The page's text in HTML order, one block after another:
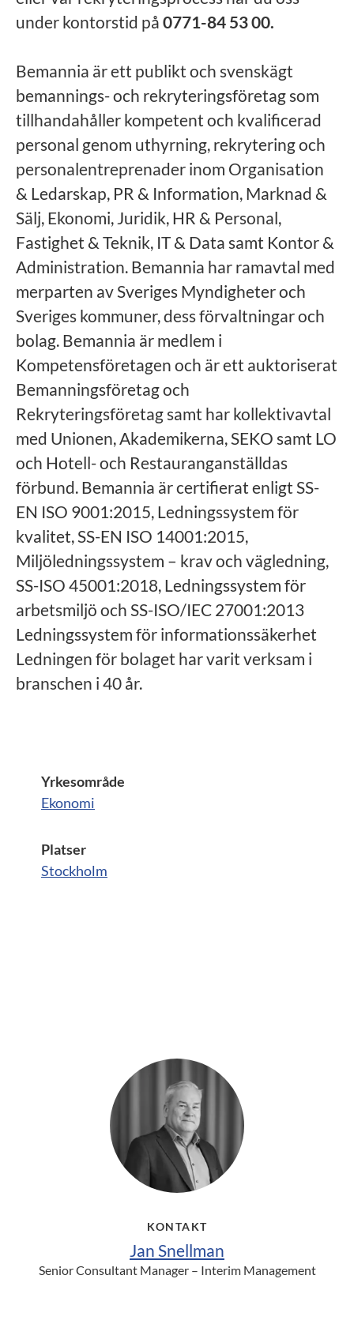
under kontorstid på 0771-84 53 00.
Bemannia är ett publikt och svenskägt
bemannings- och rekryteringsföretag som
tillhandahåller kompetent och kvalificerad
personal genom uthyrning, rekrytering och
personalentreprenader inom Organisation
& Ledarskap, PR & Information, Marknad &
Sälj, Ekonomi, Juridik, HR & Personal,
Fastighet & Teknik, IT & Data samt Kontor &
Administration. Bemannia har ramavtal med
merparten av Sveriges Myndigheter och
Sveriges kommuner, dess förvaltningar och
bolag. Bemannia är medlem i
Kompetensföretagen och är ett auktoriserat
Bemanningsföretag och
Rekryteringsföretag samt har kollektivavtal
med Unionen, Akademikerna, SEKO samt LO
och Hotell- och Restauranganställdas
förbund. Bemannia är certifierat enligt SS-
EN ISO 9001:2015, Ledningssystem för
kvalitet, SS-EN ISO 14001:2015,
Miljöledningssystem – krav och vägledning,
SS-ISO 45001:2018, Ledningssystem för
arbetsmiljö och SS-ISO/IEC 27001:2013
Ledningssystem för informationssäkerhet
Ledningen för bolaget har varit verksam i
branschen i 40 år.
Yrkesområde
Ekonomi
Platser
Stockholm
KONTAKT
Jan Snellman
Senior Consultant Manager – Interim Management